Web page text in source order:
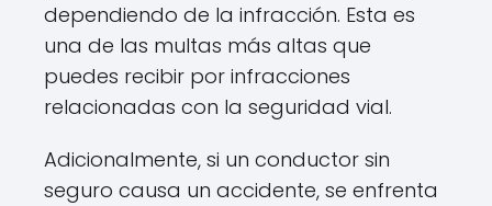
dependiendo de la infracción. Esta es
una de las multas más altas que
puedes recibir por infracciones
relacionadas con la seguridad vial.
Adicionalmente, si un conductor sin
seguro causa un accidente, se enfrenta